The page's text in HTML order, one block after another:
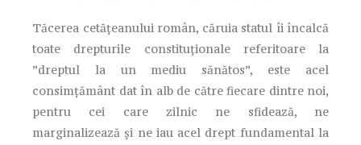
Tăcerea cetățeanului român, căruia statul îi încalcă
toate drepturile constituționale referitoare la
”dreptul la un mediu sănătos”, este acel
consimțământ dat în alb de către fiecare dintre noi,
pentru cei care zilnic ne sfidează, ne
marginalizează și ne iau acel drept fundamental la